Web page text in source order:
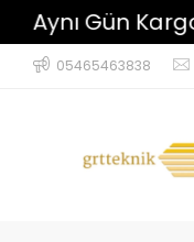
Gün Kargo
05465463838